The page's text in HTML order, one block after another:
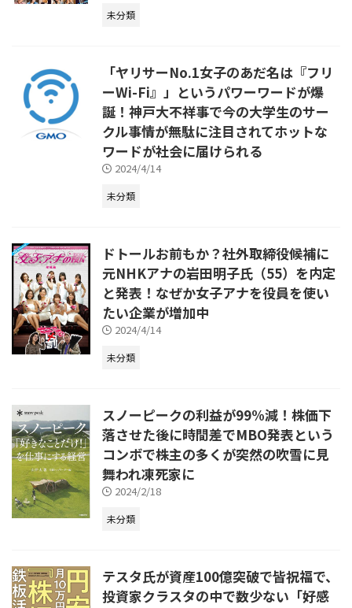
未分類
「ヤリサーNo.1女子のあだ名は『フリ
ーWi-Fi』」というパワーワードが爆
誕！神戸大不祥事で今の大学生のサー
クル事情が無駄に注目されてホットな
ワードが社会に届けられる
2024/4/14
未分類
ドトールお前もか？社外取締役候補に
元NHKアナの岩田明子氏（55）を内定
と発表！なぜか女子アナを役員を使い
たい企業が増加中
2024/4/14
未分類
スノーピークの利益が99%減！株価下
落させた後に時間差でMBO発表という
コンボで株主の多くが突然の吹雪に見
舞われ凍死家に
2024/2/18
未分類
テスタ氏が資産100億突破で皆祝福で、
投資家クラスタの中で数少ない「好感